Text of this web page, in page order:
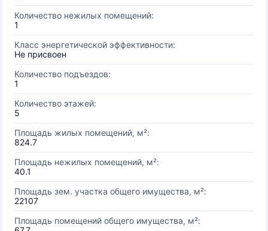
Количество нежилых помещений:
1
Класс энергетической эффективности:
Не присвоен
Количество подъездов:
1
Количество этажей:
5
Площадь жилых помещений, м²:
824.7
Площадь нежилых помещений, м²:
40.1
Площадь зем. участка общего имущества, м²:
22107
Площадь помещений общего имущества, м²: